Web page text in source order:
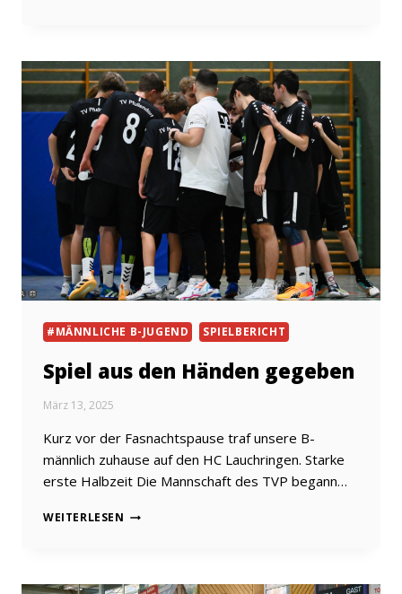
#MÄNNLICHE B-JUGEND SPIELBERICHT
Spiel aus den Händen gegeben
März 13, 2025
Kurz vor der Fasnachtspause traf unsere B-
männlich zuhause auf den HC Lauchringen. Starke
erste Halbzeit Die Mannschaft des TVP begann…
WEITERLESEN SPIEL
GEGEBEN